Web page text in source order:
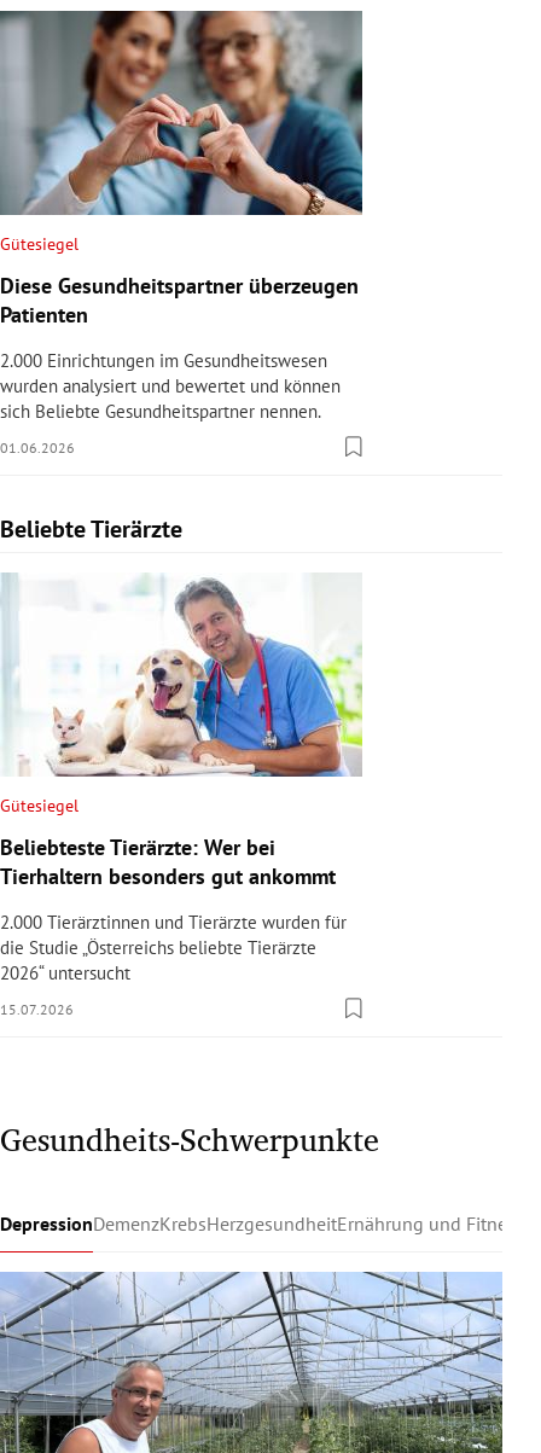
Gütesiegel
Diese Gesundheitspartner überzeugen
Patienten
2.000 Einrichtungen im Gesundheitswesen
wurden analysiert und bewertet und können
sich Beliebte Gesundheitspartner nennen.
01.06.2026
Beliebte Tierärzte
Slide 1 von 1
Gütesiegel
Beliebteste Tierärzte: Wer bei
Tierhaltern besonders gut ankommt
2.000 Tierärztinnen und Tierärzte wurden für
die Studie „Österreichs beliebte Tierärzte
2026“ untersucht
15.07.2026
Gesundheits-Schwerpunkte
DepressionDemenzKrebsHerzgesundheitErnährung und Fitness